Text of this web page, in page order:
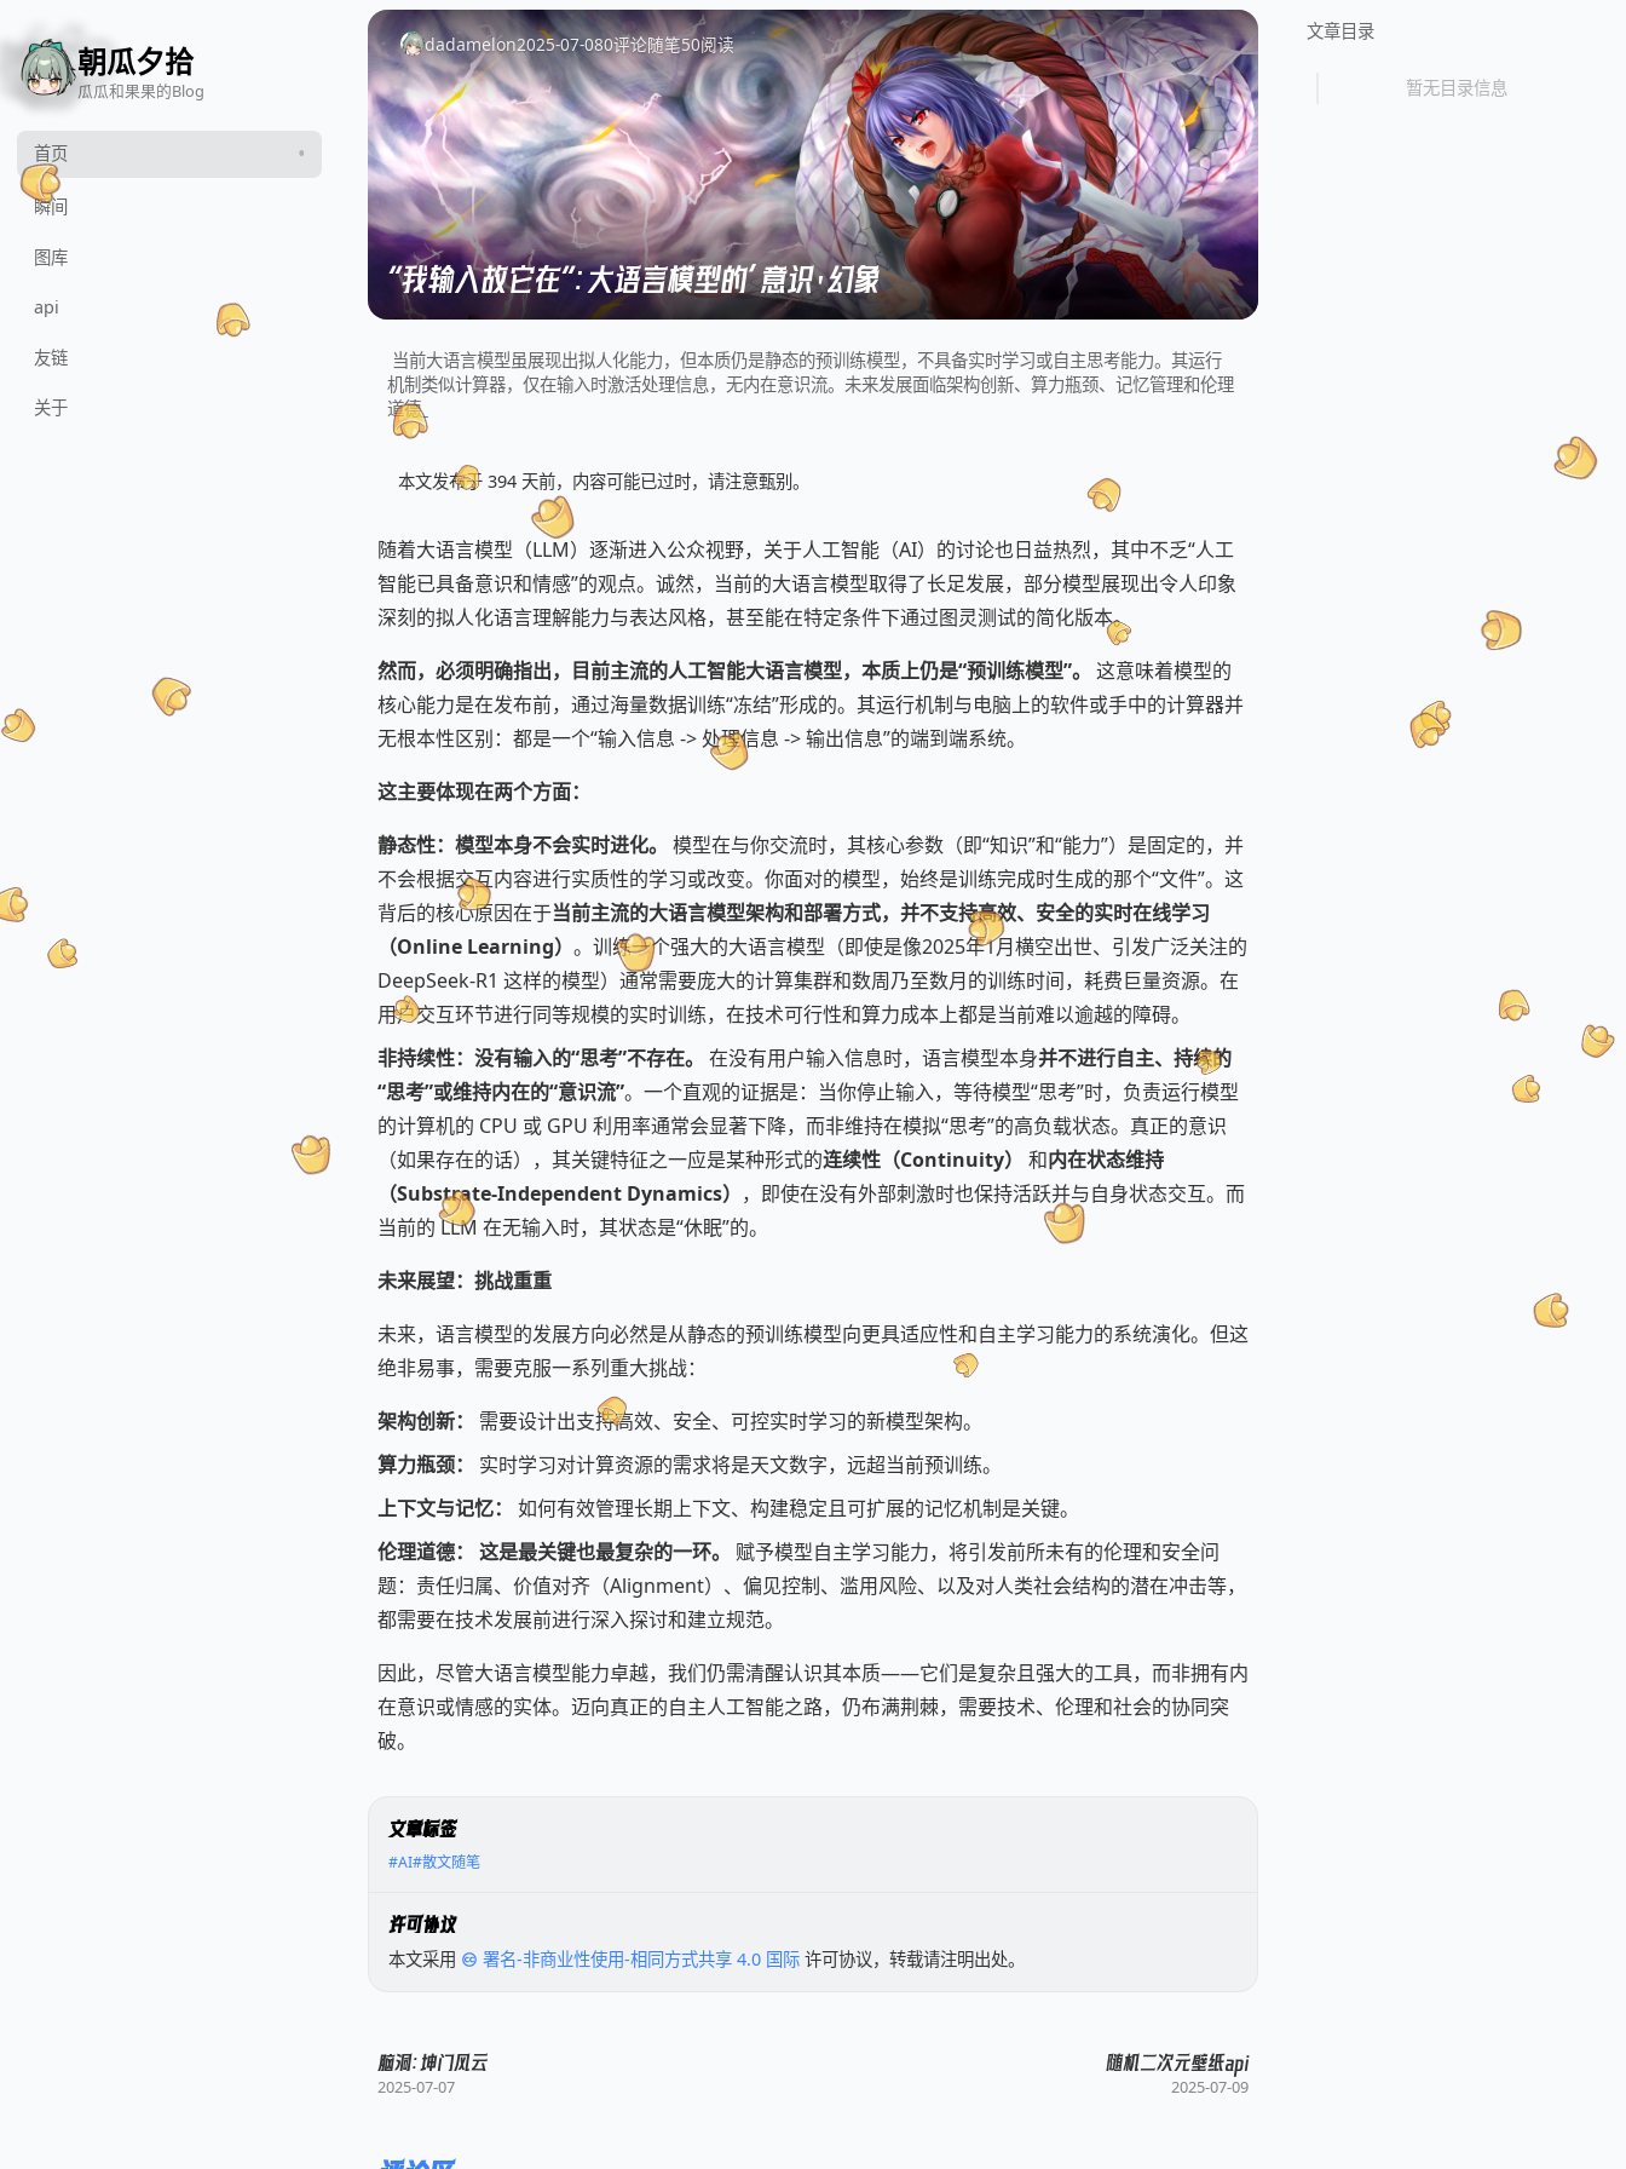
🍎
🍉朝瓜夕拾
瓜瓜和果果的Blog
首页
瞬间
图库
api
友链
关于
dadamelon2025-07-080评论随笔50阅读
“我输入故它在”：大语言模型的‘意识’幻象
当前大语言模型虽展现出拟人化能力，但本质仍是静态的预训练模型，不具备实时学习或自主思考能力。其运行
机制类似计算器，仅在输入时激活处理信息，无内在意识流。未来发展面临架构创新、算力瓶颈、记忆管理和伦理
道德等重大挑战。这些模型是强大
本文发布于 394 天前，内容可能已过时，请注意甄别。
随着大语言模型（LLM）逐渐进入公众视野，关于人工智能（AI）的讨论也日益热烈，其中不乏“人工
智能已具备意识和情感”的观点。诚然，当前的大语言模型取得了长足发展，部分模型展现出令人印象
深刻的拟人化语言理解能力与表达风格，甚至能在特定条件下通过图灵测试的简化版本。
然而，必须明确指出，目前主流的人工智能大语言模型，本质上仍是“预训练模型”。 这意味着模型的
核心能力是在发布前，通过海量数据训练“冻结”形成的。其运行机制与电脑上的软件或手中的计算器并
无根本性区别：都是一个“输入信息 -> 处理信息 -> 输出信息”的端到端系统。
这主要体现在两个方面：
静态性：模型本身不会实时进化。 模型在与你交流时，其核心参数（即“知识”和“能力”）是固定的，并
不会根据交互内容进行实质性的学习或改变。你面对的模型，始终是训练完成时生成的那个“文件”。这
背后的核心原因在于当前主流的大语言模型架构和部署方式，并不支持高效、安全的实时在线学习
（Online Learning） 。训练一个强大的大语言模型（即使是像2025年1月横空出世、引发广泛关注的
DeepSeek-R1 这样的模型）通常需要庞大的计算集群和数周乃至数月的训练时间，耗费巨量资源。在
用户交互环节进行同等规模的实时训练，在技术可行性和算力成本上都是当前难以逾越的障碍。
非持续性：没有输入的“思考”不存在。 在没有用户输入信息时，语言模型本身并不进行自主、持续的
“思考”或维持内在的“意识流”。一个直观的证据是：当你停止输入，等待模型“思考”时，负责运行模型
的计算机的 CPU 或 GPU 利用率通常会显著下降，而非维持在模拟“思考”的高负载状态。真正的意识
（如果存在的话），其关键特征之一应是某种形式的连续性（Continuity） 和内在状态维持
（Substrate-Independent Dynamics） ，即使在没有外部刺激时也保持活跃并与自身状态交互。而
当前的 LLM 在无输入时，其状态是“休眠”的。
未来展望：挑战重重
未来，语言模型的发展方向必然是从静态的预训练模型向更具适应性和自主学习能力的系统演化。但这
绝非易事，需要克服一系列重大挑战：
架构创新：
需要设计出支持高效、安全、可控实时学习的新模型架构。
算力瓶颈：
实时学习对计算资源的需求将是天文数字，远超当前预训练。
上下文与记忆：
如何有效管理长期上下文、构建稳定且可扩展的记忆机制是关键。
伦理道德：
这是最关键也最复杂的一环。
赋予模型自主学习能力，将引发前所未有的伦理和安全问
题：责任归属、价值对齐（Alignment）、偏见控制、滥用风险、以及对人类社会结构的潜在冲击等，
都需要在技术发展前进行深入探讨和建立规范。
因此，尽管大语言模型能力卓越，我们仍需清醒认识其本质——它们是复杂且强大的工具，而非拥有内
在意识或情感的实体。迈向真正的自主人工智能之路，仍布满荆棘，需要技术、伦理和社会的协同突
破。
文章标签
#AI#散文随笔
许可协议
本文采用 署名-非商业性使用-相同方式共享 4.0 国际 许可协议，转载请注明出处。
脑洞：坤门风云
2025-07-07
随机二次元壁纸api
2025-07-09
文章目录
暂无目录信息